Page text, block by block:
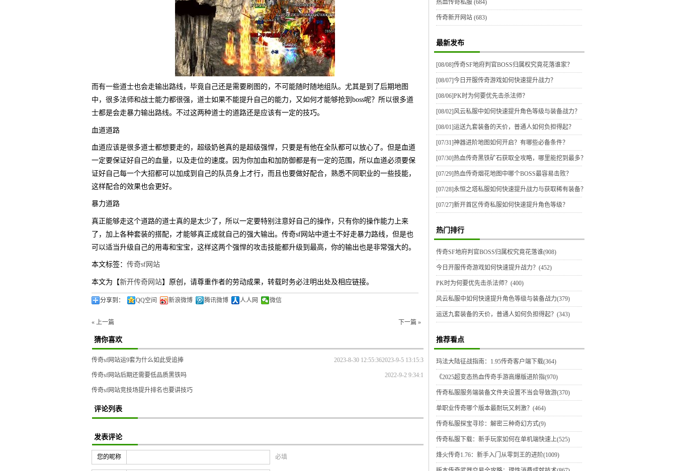
而有一些道士也会走输出路线，毕竟自己还是需要刷图的，不可能随时随地组队。尤其是到了后期地图
中，很多法师和战士能力都很强，道士如果不能提升自己的能力，又如何才能够抢到boss呢？所以很多道
士都是会走暴力输出路线。不过这两种道士的道路还是应该有一定的技巧。
血道道路
血道应该是很多道士都想要走的，超级奶爸真的是超级强悍，只要是有他在全队都可以放心了。但是血道
一定要保证好自己的血量，以及走位的速度。因为你加血和加防御都是有一定的范围，所以血道必须要保
证好自己每一个大招都可以加成到自己的队员身上才行，而且也要做好配合，熟悉不同职业的一些技能，
这样配合的效果也会更好。
暴力道路
真正能够走这个道路的道士真的是太少了，所以一定要特别注意好自己的操作，只有你的操作能力上来
了，加上各种套装的搭配，才能够真正成就自己的强大输出。传奇sf网站中道士不好走暴力路线，但是也
可以适当升级自己的用毒和宝宝，这样这两个强悍的攻击技能都升级到最高，你的输出也是非常强大的。
本文标签： 传奇sf网站
本文为【新开传奇网站】原创，请尊重作者的劳动成果，转载时务必注明出处及相应链接。
分享到： QQ空间 新浪微博 腾讯微博 人人网 微信
« 上一篇 下一篇 »
猜你喜欢
2023-9-5 13:15:3
传奇sf网站运9套为什么如此受追捧 2023-8-30 12:55:36
传奇sf网站后期还需要低品质黑铁吗 2022-9-2 9:34:1
传奇sf网站竞技场提升排名也要讲技巧
评论列表
发表评论
您的昵称 必填
热血传奇私服 (684)
传奇新开网站 (683)
最新发布
[08/08]传奇SF地府判官BOSS归属权究竟花落谁家？
[08/07]今日开服传奇游戏如何快速提升战力？
[08/06]PK时为何要优先击杀法师？
[08/02] 风云私服中如何快速提升角色等级与装备战力？
[08/01]运送九套装备的天价，普通人如何负担得起？
[07/31]神器进阶地图如何开启？有哪些必备条件？
[07/30]热血传奇黑铁矿石获取全攻略，哪里能挖到最多？
[07/29]热血传奇烟花地图中哪个BOSS最容易击败？
[07/28]永恒之塔私服如何快速提升战力与获取稀有装备？
[07/27]新开首区传奇私服如何快速提升角色等级？
热门排行
传奇SF地府判官BOSS归属权究竟花落谁(908)
今日开服传奇游戏如何快速提升战力？(452)
PK时为何要优先击杀法师？(400)
风云私服中如何快速提升角色等级与装备战力(379)
运送九套装备的天价，普通人如何负担得起？(343)
推荐看点
玛法大陆征战指南：1.95传奇客户端下载(364)
《2025超变态热血传奇手游高爆版进阶指(970)
传奇私服服务端装备文件夹设置不当会导致游(370)
单职业传奇哪个版本最耐玩又刺激？(464)
传奇私服探宝寻珍：解密三种奇幻方式(9)
传奇私服下载：新手玩家如何在单机端快速上(525)
烽火传奇1.76：新手入门从零到王的进阶(1009)